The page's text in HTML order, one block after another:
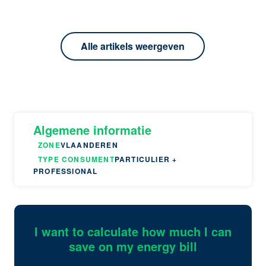
Alle artikels weergeven
Algemene informatie
ZONEVLAANDEREN
TYPE CONSUMENTPARTICULIER +
PROFESSIONAL
I want to calculate how much I can
save on my energy bill